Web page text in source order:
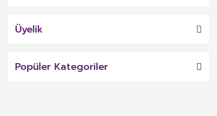
Üyelik
Popüler Kategoriler